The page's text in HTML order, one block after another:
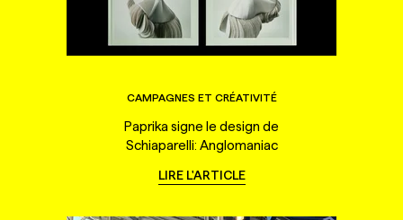
CAMPAGNES ET CRÉATIVITÉ
Paprika signe le design de
Schiaparelli: Anglomaniac
LIRE L'ARTICLE